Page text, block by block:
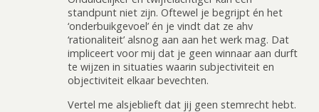
standpunt niet zijn. Oftewel je begrijpt én het
‘onderbuikgevoel’ én je vindt dat ze ahv
‘rationaliteit’ alsnog aan aan het werk mag. Dat
impliceert voor mij dat je geen winnaar aan durft
te wijzen in situaties waarin subjectiviteit en
objectiviteit elkaar bevechten.
Vertel me alsjeblieft dat jij geen stemrecht hebt.